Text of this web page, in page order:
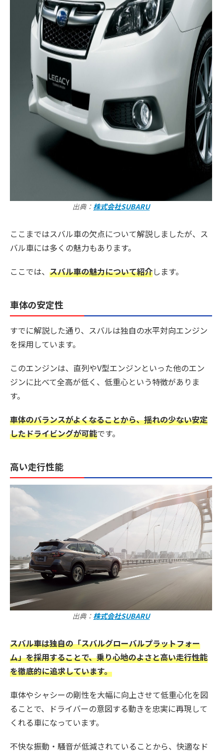
出典： 株式会社SUBARU
ここまではスバル車の欠点について解説しましたが、ス
バル車には多くの魅力もあります。
ここでは、 スバル車の魅力について紹介します。
車体の安定性
すでに解説した通り、スバルは独自の水平対向エンジン
を採用しています。
このエンジンは、直列やV型エンジンといった他のエン
ジンに比べて全高が低く、低重心という特徴がありま
す。
車体のバランスがよくなることから、揺れの少ない安定
したドライビングが可能です。
高い走行性能
出典： 株式会社SUBARU
スバル車は独自の「スバルグローバルプラットフォー
ム」を採用することで、乗り心地のよさと高い走行性能
を徹底的に追求しています。
車体やシャシーの剛性を大幅に向上させて低重心化を図
ることで、ドライバーの意図する動きを忠実に再現して
くれる車になっています。
不快な振動・騒音が低減されていることから、快適なド